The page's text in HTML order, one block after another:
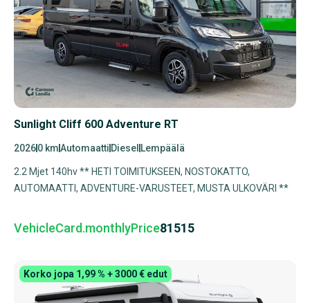
Sunlight Cliff 600 Adventure RT
20260 kmAutomaatti Diesel Lempäälä
2.2 Mjet 140hv ** HETI TOIMITUKSEEN, NOSTOKATTO,
AUTOMAATTI, ADVENTURE-VARUSTEET, MUSTA ULKOVÄRI **
VehicleCard.monthlyPrice81515
Korko jopa 1,99 % + 3000 € edut